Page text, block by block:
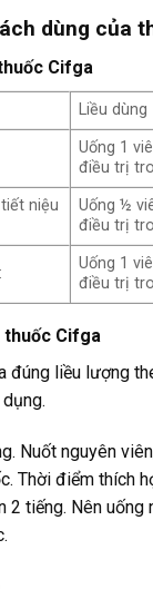
dùng của
Cifga
Liều dùng
Uống 1
điều trị
niệu
Uống ½
điều trị
Uống 1
điều trị
thuốc Cifga
đúng liều lượng
Nuốt nguyên
Thời điểm thích
2 tiếng. Nên uống